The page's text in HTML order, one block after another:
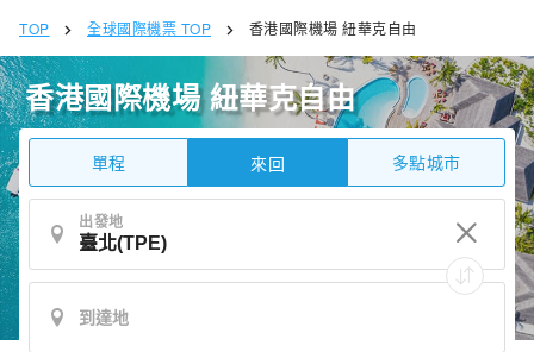
TOP 全球國際機票 TOP 香港國際機場 紐華克自由
香港國際機場 紐華克自由
單程 來回 多點城市
出發地